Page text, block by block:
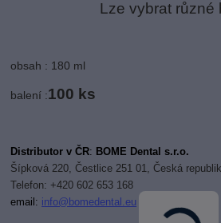
Lze vybrat různé
obsah : 180 ml
balení :100 ks
Distributor v ČR: BOME Dental s.r.o.
Šípková 220, Čestlice 251 01, Česká
Telefon: +420 602 653 168
email: info@bomedental.eu